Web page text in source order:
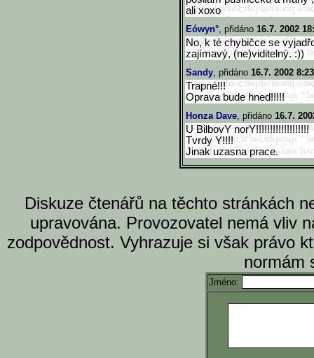
ali xoxo
Eówyn°, přidáno 16.7. 2002
No, k té chybičce se
zajímavý, (ne)viditelný. :))
Sandy, přidáno 16.7. 2002
Trapné!!!
Oprava bude hned!!!!!
Honza Dave, přidáno 16.7.
U BilbovY norY!!!!!!!!!!!!!!!!!!!
Tvrdy Y!!!!
Jinak uzasna prace.
Diskuze čtenářů na těchto stránkách
upravována. Provozovatel nemá vliv
zodpovědnost. Vyhrazuje si však právo
normám
Jméno: